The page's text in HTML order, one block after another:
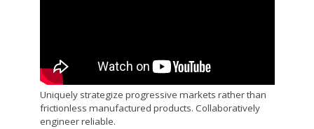
Uniquely strategize progressive markets rather than
frictionless manufactured products. Collaboratively
engineer reliable.